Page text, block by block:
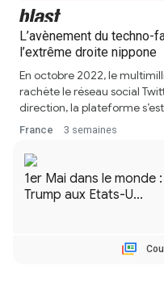
L’avènement du
l’extrême droite nippone
En octobre 2022, le
rachète le réseau social
direction, la plateforme
France 3 semaines